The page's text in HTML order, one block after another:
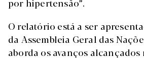
O relatório está a ser
da Assembleia Geral das
aborda os avanços alcançados